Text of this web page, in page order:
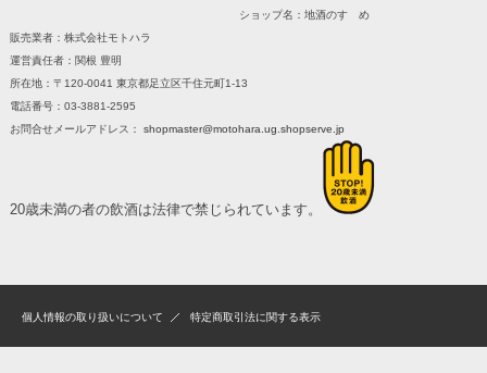
ショップ名：地酒のすゝめ
販売業者：株式会社モトハラ
運営責任者：関根 豊明
所在地：〒120-0041 東京都足立区千住元町1-13
電話番号：03-3881-2595
お問合せメールアドレス： shopmaster@motohara.ug.shopserve.jp
20歳未満の者の飲酒は法律で禁じられています。
個人情報の取り扱いについて 特定商取引法に関する表示